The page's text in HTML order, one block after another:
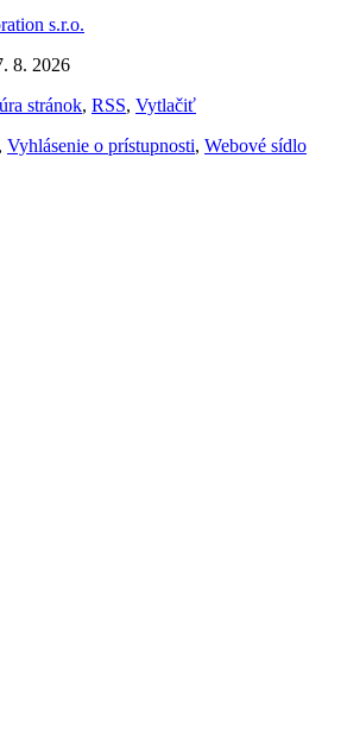
s.r.o.
8. 2026
stránok, RSS, Vytlačiť
, Vyhlásenie o prístupnosti, Webové sídlo